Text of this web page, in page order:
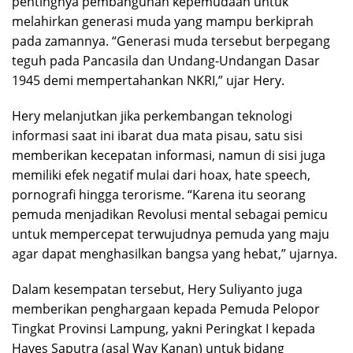
melahirkan generasi muda yang mampu berkiprah
pada zamannya. “Generasi muda tersebut berpegang
teguh pada Pancasila dan Undang-Undangan Dasar
1945 demi mempertahankan NKRI,” ujar Hery.
Hery melanjutkan jika perkembangan teknologi
informasi saat ini ibarat dua mata pisau, satu sisi
memberikan kecepatan informasi, namun di sisi juga
memiliki efek negatif mulai dari hoax, hate speech,
pornografi hingga terorisme. “Karena itu seorang
pemuda menjadikan Revolusi mental sebagai pemicu
untuk mempercepat terwujudnya pemuda yang maju
agar dapat menghasilkan bangsa yang hebat,” ujarnya.
Dalam kesempatan tersebut, Hery Suliyanto juga
memberikan penghargaan kepada Pemuda Pelopor
Tingkat Provinsi Lampung, yakni Peringkat I kepada
Haves Saputra (asal Way Kanan) untuk bidang